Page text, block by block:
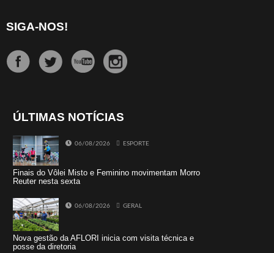
SIGA-NOS!
ÚLTIMAS NOTÍCIAS
06/08/2026 ESPORTE
Finais do Vôlei Misto e Feminino movimentam Morro
Reuter nesta sexta
06/08/2026 GERAL
Nova gestão da AFLORI inicia com visita técnica e
posse da diretoria